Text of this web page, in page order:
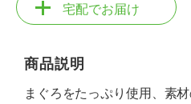
宅配でお届け
商品説明
まぐろをたっぷり使用、素